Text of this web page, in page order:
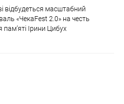
відбудеться масштабний
«ЧекаFest 2.0» на честь
Ірини Цибух